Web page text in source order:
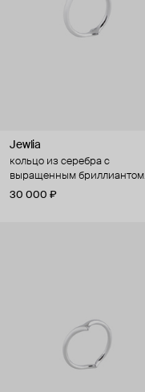
Jewlia
кольцо из серебра с
выращенным бриллиантом
«зерцало»
30 000 ₽